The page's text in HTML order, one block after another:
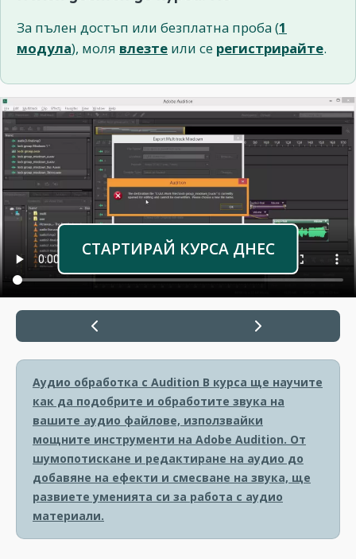
За пълен достъп или безплатна проба (1
модула), моля влезте или се регистрирайте.
СТАРТИРАЙ КУРСА ДНЕС
Аудио обработка с Audition В курса ще научите
как да подобрите и обработите звука на
вашите аудио файлове, използвайки
мощните инструменти на Adobe Audition. От
шумопотискане и редактиране на аудио до
добавяне на ефекти и смесване на звука, ще
развиете уменията си за работа с аудио
материали.